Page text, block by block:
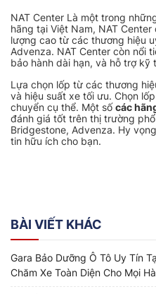
NAT Center Là một trong
hãng tại Việt Nam, NAT
lượng cao từ các thương hiệu
Advenza. NAT Center còn nổi
bảo hành dài hạn, và hỗ trợ kỹ
Lựa chọn lốp từ các thương
và hiệu suất xe tối ưu. Chọn
chuyển cụ thể. Một sốcác
đánh giá tốt trên thị trường
Bridgestone, Advenza. Hy
tin hữu ích cho bạn.
BÀI VIẾT KHÁC
Gara Bảo Dưỡng Ô Tô Uy Tín
Chăm Xe Toàn Diện Cho Mọi